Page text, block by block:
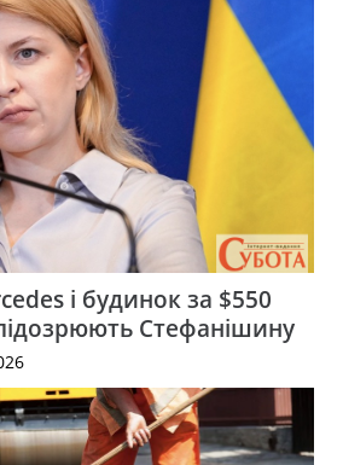
і будинок за $550
Стефанішину